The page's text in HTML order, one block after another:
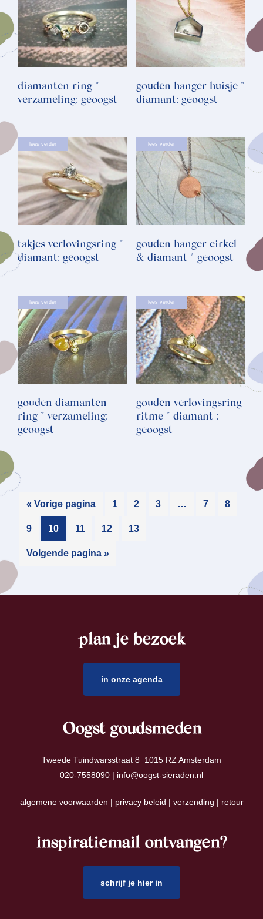
diamanten ring *
verzameling: geoogst
gouden hanger huisje *
diamant: geoogst
lees verder
takjes verlovingsring *
diamant: geoogst
lees verder
gouden hanger cirkel
& diamant * geoogst
lees verder
gouden diamanten
ring * verzameling:
geoogst
lees verder
gouden verlovingsring
ritme * diamant :
geoogst
« Vorige pagina 1 2 3 … 7 8
9 10 11 12 13
Volgende pagina »
plan je bezoek
in onze agenda
Oogst goudsmeden
Tweede Tuindwarsstraat 8 1015 RZ Amsterdam
020-7558090 | info@oogst-sieraden.nl
algemene voorwaarden | privacy beleid | verzending | retour
inspiratiemail ontvangen?
schrijf je hier in